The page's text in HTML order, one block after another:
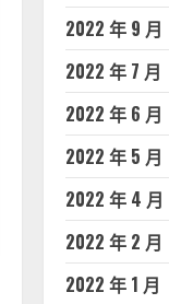
2022 年 9 月
2022 年 7 月
2022 年 6 月
2022 年 5 月
2022 年 4 月
2022 年 2 月
2022 年 1 月